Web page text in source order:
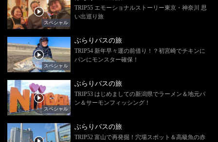
スペシャル
TRIP55 エモーショナルストーリー東京・神奈川 思
い出巡り旅
スペシャル
ぶらりバスの旅
TRIP54 新年早々運の前借り！？初宮崎でチキンに
パンにモンスター確保！
スペシャル
ぶらりバスの旅
TRIP53 はじめましての新潟県でラーメン＆地元パ
ン＆サーモンフィッシング！
ぶらりバスの旅
TRIP52 富山で再発掘！穴場スポット＆高級魚の赤